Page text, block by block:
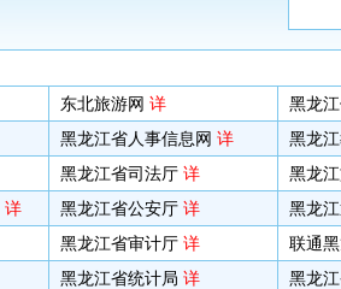
东北旅游网 详
黑龙
黑龙江省人事信息网 详
黑龙
黑龙江省司法厅 详
黑龙
详 黑龙江省公安厅 详
黑龙
黑龙江省审计厅 详
联通
黑龙江省统计局 详
黑龙